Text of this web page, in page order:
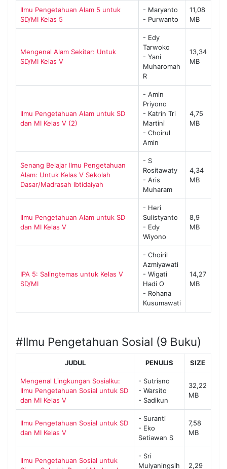
Ilmu Pengetahuan Alam 5 untuk
SD/MI Kelas 5
- Maryanto
- Purwanto
11,08
MB
Mengenal Alam Sekitar: Untuk
SD/MI Kelas V
- Edy
Tarwoko
- Yani
Muharomah
R
13,34
MB
Ilmu Pengetahuan Alam untuk SD
dan MI Kelas V (2)
- Amin
Priyono
- Katrin Tri
Martini
- Choirul
Amin
4,75
MB
Senang Belajar Ilmu Pengetahuan
Alam: Untuk Kelas V Sekolah
Dasar/Madrasah Ibtidaiyah
- S
Rositawaty
- Aris
Muharam
4,34
MB
Ilmu Pengetahuan Alam untuk SD
dan MI Kelas V
- Heri
Sulistyanto
- Edy
Wiyono
8,9
MB
IPA 5: Salingtemas untuk Kelas V
SD/MI
- Choiril
Azmiyawati
- Wigati
Hadi O
- Rohana
Kusumawati
14,27
MB
#Ilmu Pengetahuan Sosial (9 Buku)
JUDUL PENULIS SIZE
Mengenal Lingkungan Sosialku:
Ilmu Pengetahuan Sosial untuk SD
dan MI Kelas V
- Sutrisno
- Warsito
- Sadikun
32,22
MB
Ilmu Pengetahuan Sosial untuk SD
dan MI Kelas V
- Suranti
- Eko
Setiawan S
7,58
MB
Ilmu Pengetahuan Sosial untuk
- Sri
Mulyaningsih
2,29